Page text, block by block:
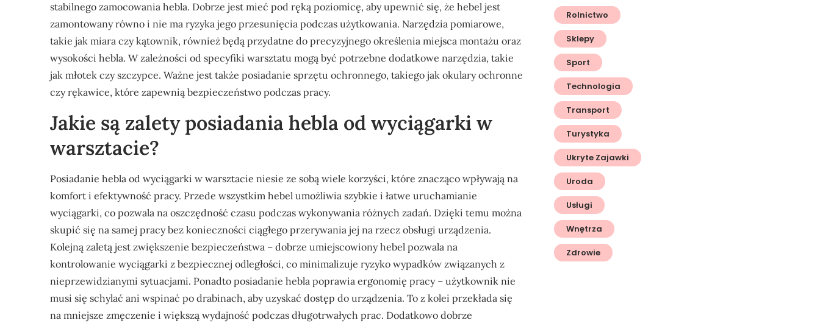
stabilnego zamocowania hebla. Dobrze jest mieć pod ręką poziomicę, aby upewnić się, że hebel jest
zamontowany równo i nie ma ryzyka jego przesunięcia podczas użytkowania. Narzędzia pomiarowe,
takie jak miara czy kątownik, również będą przydatne do precyzyjnego określenia miejsca montażu oraz
wysokości hebla. W zależności od specyfiki warsztatu mogą być potrzebne dodatkowe narzędzia, takie
jak młotek czy szczypce. Ważne jest także posiadanie sprzętu ochronnego, takiego jak okulary ochronne
czy rękawice, które zapewnią bezpieczeństwo podczas pracy.
Jakie są zalety posiadania hebla od wyciągarki w
warsztacie?
Posiadanie hebla od wyciągarki w warsztacie niesie ze sobą wiele korzyści, które znacząco wpływają na
komfort i efektywność pracy. Przede wszystkim hebel umożliwia szybkie i łatwe uruchamianie
wyciągarki, co pozwala na oszczędność czasu podczas wykonywania różnych zadań. Dzięki temu można
skupić się na samej pracy bez konieczności ciągłego przerywania jej na rzecz obsługi urządzenia.
Kolejną zaletą jest zwiększenie bezpieczeństwa – dobrze umiejscowiony hebel pozwala na
kontrolowanie wyciągarki z bezpiecznej odległości, co minimalizuje ryzyko wypadków związanych z
nieprzewidzianymi sytuacjami. Ponadto posiadanie hebla poprawia ergonomię pracy – użytkownik nie
musi się schylać ani wspinać po drabinach, aby uzyskać dostęp do urządzenia. To z kolei przekłada się
na mniejsze zmęczenie i większą wydajność podczas długotrwałych prac. Dodatkowo dobrze
Rolnictwo
Sklepy
Sport
Technologia
Transport
Turystyka
Ukryte Zajawki
Uroda
Usługi
Wnętrza
Zdrowie